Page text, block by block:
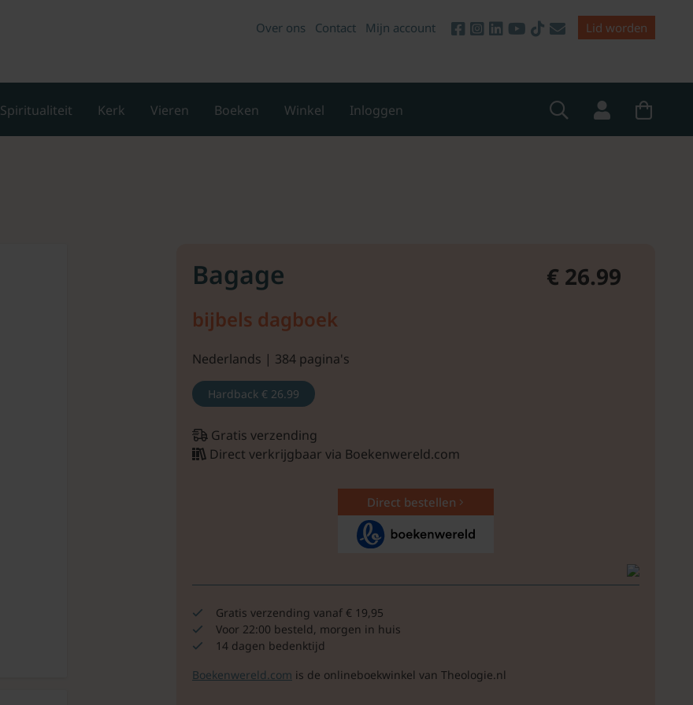
Over ons Contact Mijn account Lid worden
Spiritualiteit Kerk Vieren Boeken Winkel Inloggen
Bagage
bijbels dagboek
€ 26.99
Nederlands | 384 pagina's
Hardback € 26.99
Gratis verzending
Direct verkrijgbaar via Boekenwereld.com
Direct bestellen
Gratis verzending vanaf € 19,95
Voor 22:00 besteld, morgen in huis
14 dagen bedenktijd
Boekenwereld.com is de onlineboekwinkel van Theologie.nl